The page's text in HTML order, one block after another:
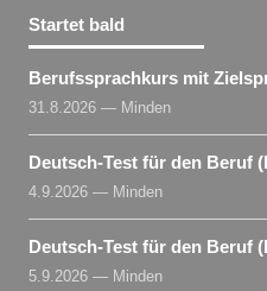
Startet bald
Berufssprachkurs mit
31.8.2026 — Minden
Deutsch-Test für den Beruf
4.9.2026 — Minden
Deutsch-Test für den Beruf
5.9.2026 — Minden